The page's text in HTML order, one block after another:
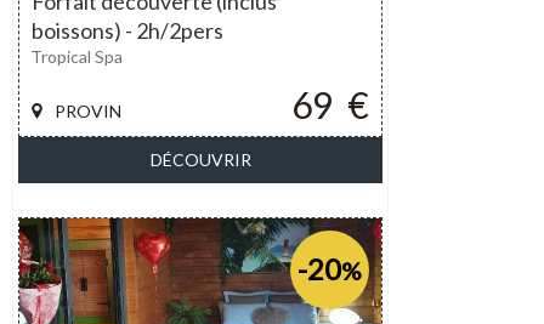
boissons) - 2h/2pers
69 €
PROVIN
Tropical Spa
DÉCOUVRIR
-20%